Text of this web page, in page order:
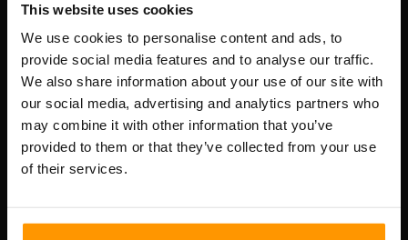
This website uses cookies
We use cookies to personalise content and ads, to
provide social media features and to analyse our traffic.
We also share information about your use of our site with
our social media, advertising and analytics partners who
may combine it with other information that you’ve
provided to them or that they’ve collected from your use
of their services.
Compania noastră
Scalable Hosting Solutions OÜ
Cod de înregistrare: 14652605
cod fiscal: EE102133820
Adresă: Harju maakond, Tallinn, Kesklinna linnaosa,